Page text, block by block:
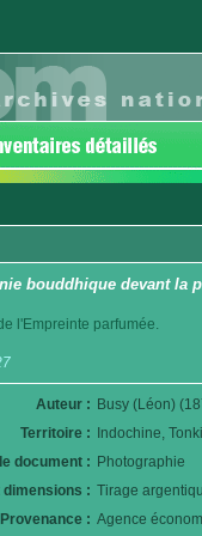
bouddhique devant la
l'Empreinte parfumée.
Auteur : Busy (Léon)
Territoire :
Indochine,
document : Photographie
dimensions : Tirage
Provenance : Agence